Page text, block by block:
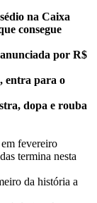
na Caixa
consegue
por R$
entra para o
dopa e rouba
fevereiro
termina nesta
da história a